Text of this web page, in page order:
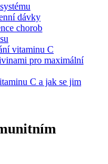
dávky
chorob
vitaminu C
pro maximální
C a jak se jim